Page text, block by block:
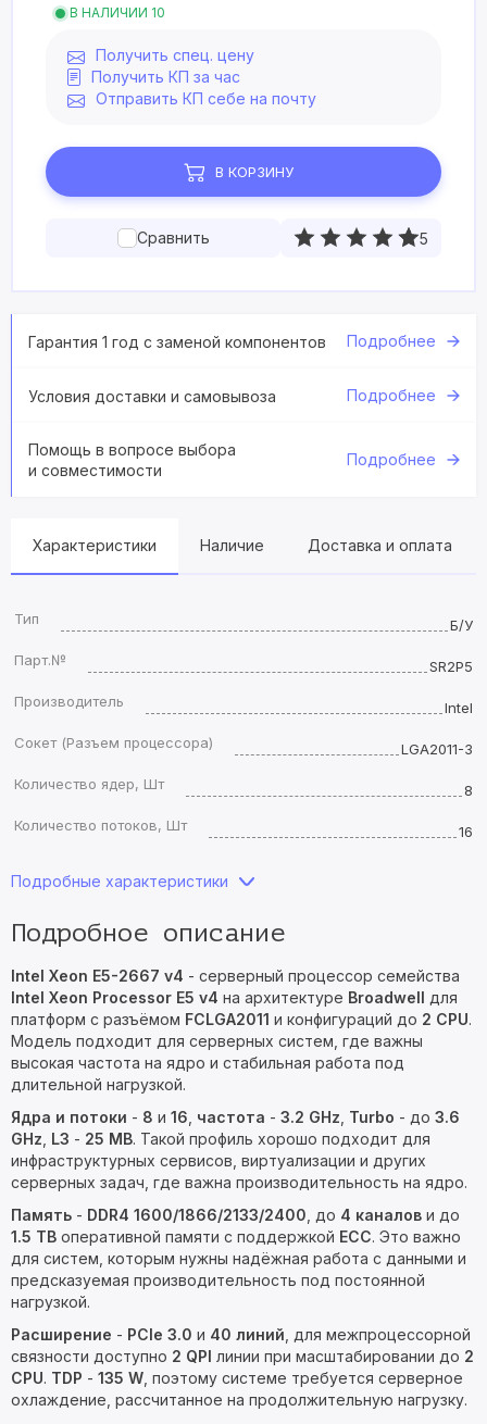
В НАЛИЧИИ 10
Получить спец. цену
Получить КП за час
Отправить КП себе на почту
В КОРЗИНУ
Сравнить 5
Гарантия 1 год с заменой компонентов Подробнее
Условия доставки и самовывоза Подробнее
Помощь в вопросе выбора
и совместимости
Подробнее
Характеристики Наличие Доставка и оплата
Тип
Б/У
Парт.№
SR2P5
Производитель
Intel
Сокет (Разъем процессора)
LGA2011-3
Количество ядер, Шт
8
Количество потоков, Шт
16
Подробные характеристики
Подробное описание
Intel Xeon E5-2667 v4 - серверный процессор семейства
Intel Xeon Processor E5 v4 на архитектуре Broadwell для
платформ с разъёмом FCLGA2011 и конфигураций до 2 CPU.
Модель подходит для серверных систем, где важны
высокая частота на ядро и стабильная работа под
длительной нагрузкой.
Ядра и потоки - 8 и 16 частота - 3.2 GHz Turbo - до 3.6
GHz L3 - 25 MB. Такой профиль хорошо подходит для
инфраструктурных сервисов, виртуализации и других
серверных задач, где важна производительность на ядро.
Память - DDR4 1600/1866/2133/2400 , до 4 каналов и до
1.5 TB оперативной памяти с поддержкой ECC. Это важно
для систем, которым нужны надёжная работа с данными и
предсказуемая производительность под постоянной
нагрузкой.
Расширение - PCIe 3.0 и 40 линий , для межпроцессорной
связности доступно 2 QPI линии при масштабировании до 2
CPU. TDP - 135 W , поэтому системе требуется серверное
охлаждение, рассчитанное на продолжительную нагрузку.